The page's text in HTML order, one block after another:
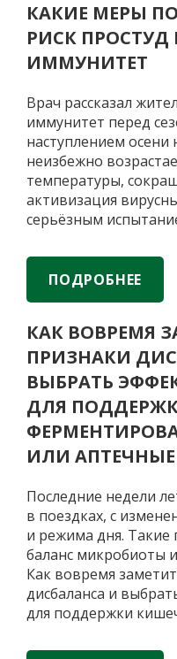
нет
и
40»:
как
от
боли
в
суставах
КАКИЕ МЕРЫ
РИСК
ИММУНИТЕТ
Врач рассказал
иммунитет перед
наступлением осени
неизбежно
температуры,
активизация
серьёзным
поддержать
председатель
АО «Фирма
…Какие
меры
помогут
снизить
риск
простуд
и
иммунитет
ПОДРОБНЕЕ
КАК ВОВРЕМЯ
ПРИЗНАКИ
ВЫБРАТЬ
ДЛЯ
ИЛИ
Последние недели
в поездках, с
и режима дня.
баланс микробиоты
Как вовремя
дисбаланса и
для поддержки
пробиотики —